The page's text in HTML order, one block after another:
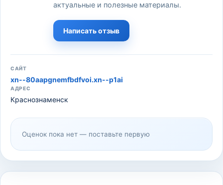
актуальные и полезные материалы.
Написать отзыв
САЙТ
xn--80aapgnemfbdfvoi.xn--p1ai
АДРЕС
Краснознаменск
Оценок пока нет — поставьте первую